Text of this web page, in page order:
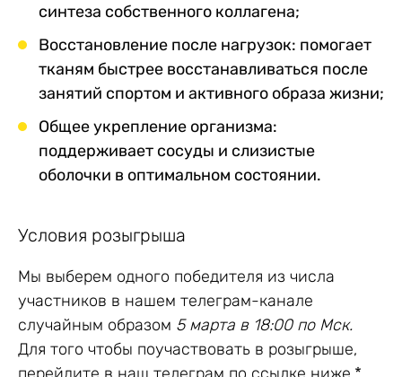
синтеза собственного коллагена;
Восстановление после нагрузок: помогает
тканям быстрее восстанавливаться после
занятий спортом и активного образа жизни;
Общее укрепление организма:
поддерживает сосуды и слизистые
оболочки в оптимальном состоянии.
Условия розыгрыша
Мы выберем одного победителя из числа
участников в нашем телеграм-канале
случайным образом 5 марта в 18:00 по Мск.
Для того чтобы поучаствовать в розыгрыше,